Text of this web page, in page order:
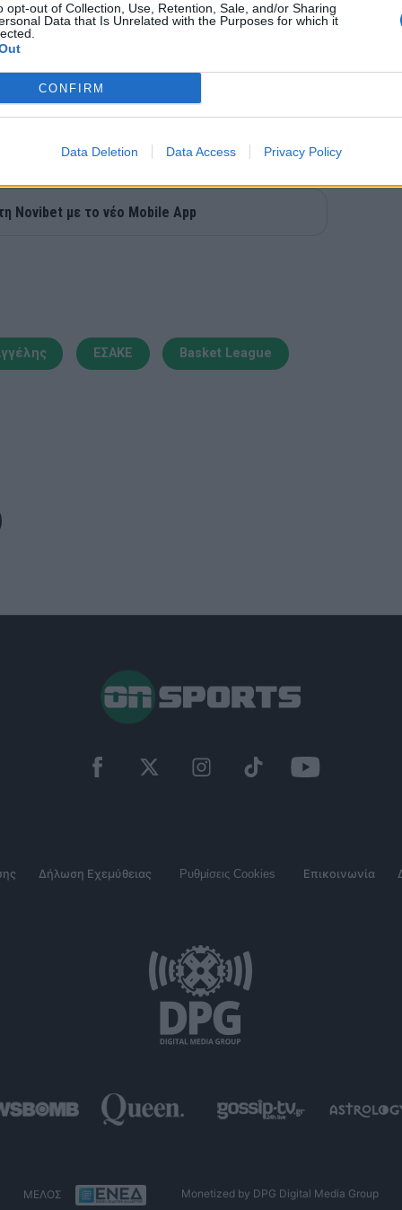
opt-out of Collection, Use, Retention, Sale, and/or Sharing
Data that Is Unrelated with the Purposes for which it
CONFIRM
Data Deletion Data Access Privacy Policy
Novibet με το νέο Mobile App
ΕΣΑΚΕ Basket League
Δήλωση Εχεμύθειας Ρυθμίσεις Cookies Επικοινωνία
ΜΕΛΟΣ Monetized by DPG Digital Media Group